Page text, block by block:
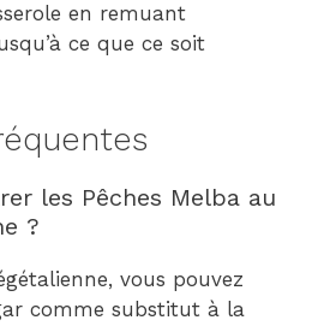
en remuant
ce que ce soit
les Pêches Melba au
?
vous pouvez
comme substitut à la